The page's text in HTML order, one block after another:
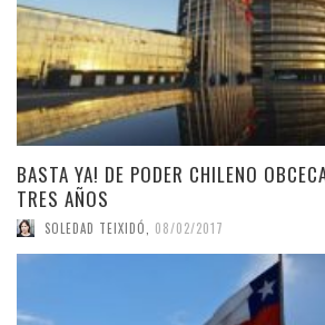
BASTA YA! DE PODER CHILENO
TRES AÑOS
SOLEDAD TEIXIDÓ 08/02/2017